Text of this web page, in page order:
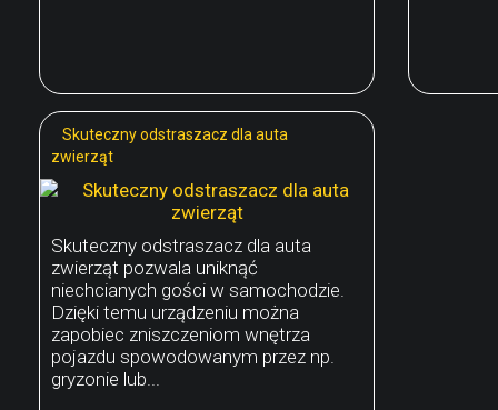
Skuteczny odstraszacz dla auta
zwierząt
Skuteczny odstraszacz dla auta
zwierząt pozwala uniknąć
niechcianych gości w samochodzie.
Dzięki temu urządzeniu można
zapobiec zniszczeniom wnętrza
pojazdu spowodowanym przez np.
gryzonie lub...